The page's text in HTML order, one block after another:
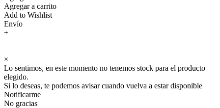
Agregar a carrito
Add to Wishlist
Envío
+
×
Lo sentimos, en este momento no tenemos stock para el producto
elegido.
Si lo deseas, te podemos avisar cuando vuelva a estar disponible
Notificarme
No gracias